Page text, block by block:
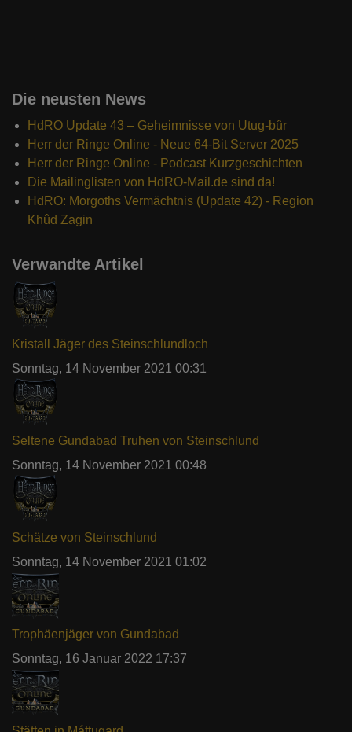
Die neusten News
HdRO Update 43 – Geheimnisse von Utug-bûr
Herr der Ringe Online - Neue 64-Bit Server 2025
Herr der Ringe Online - Podcast Kurzgeschichten
Die Mailinglisten von HdRO-Mail.de sind da!
HdRO: Morgoths Vermächtnis (Update 42) - Region
Khûd Zagin
Verwandte Artikel
Kristall Jäger des Steinschlundloch
Sonntag, 14 November 2021 00:31
Seltene Gundabad Truhen von Steinschlund
Sonntag, 14 November 2021 00:48
Schätze von Steinschlund
Sonntag, 14 November 2021 01:02
Trophäenjäger von Gundabad
Sonntag, 16 Januar 2022 17:37